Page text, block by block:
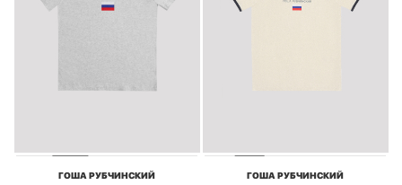
ГОША РУБЧИНСКИЙ ГОША РУБЧИНСКИЙ